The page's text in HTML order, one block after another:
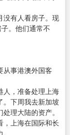
没有人看房子。现
。他们通常不
从事港澳外国客
人，准备处理上海
。下周我去新加坡
理大陆的资产。
，上海在国际和长